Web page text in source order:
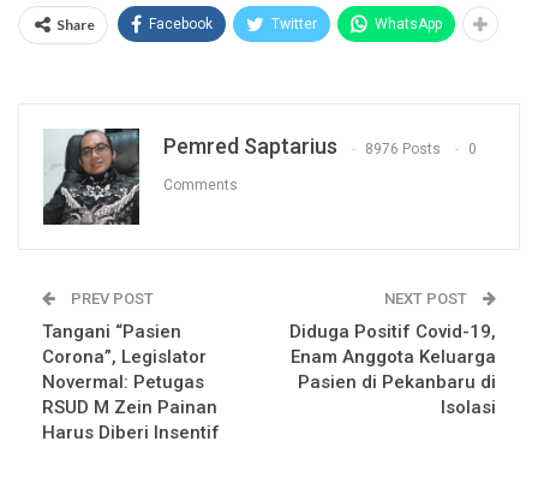
Share Facebook Twitter WhatsApp
Pemred Saptarius 8976 Posts 0
Comments
PREV POST
Tangani “Pasien
Corona”, Legislator
Novermal: Petugas
RSUD M Zein Painan
Harus Diberi Insentif
NEXT POST
Diduga Positif Covid-19,
Enam Anggota Keluarga
Pasien di Pekanbaru di
Isolasi